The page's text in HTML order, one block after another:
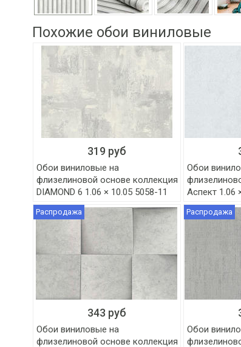
Похожие обои виниловые
319 руб
Обои виниловые на
флизелиновой основе коллекция
DIAMOND 6 1.06 × 10.05 5058-11
Обои
Аспект 1.06
Распродажа
343 руб
Обои виниловые на
флизелиновой основе коллекция
Распродажа
Обои